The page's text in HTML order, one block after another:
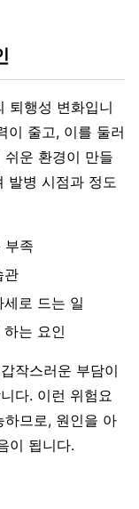
퇴행성 변화입니
이 줄고, 이를 둘러
운 환경이 만들
발병 시점과 정도
부족
관
로 드는 일
하는 요인
작스러운 부담이
다. 이런 위험요
므로, 원인을 아
이 됩니다.